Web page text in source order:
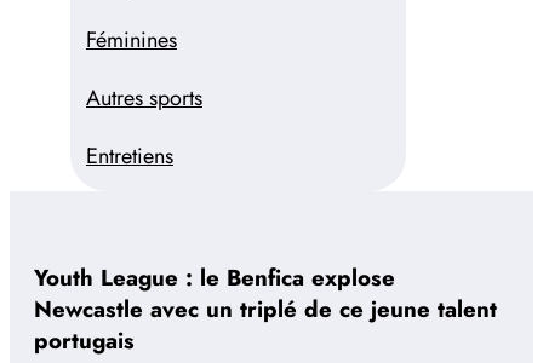
Féminines
Autres sports
Entretiens
Youth League : le Benfica explose
Newcastle avec un triplé de ce jeune talent
portugais